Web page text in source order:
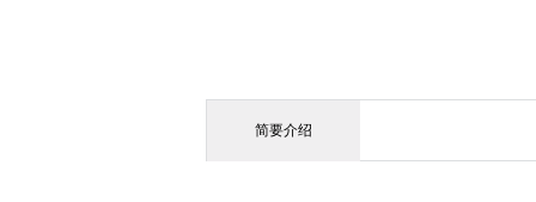
简要介绍